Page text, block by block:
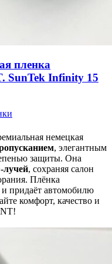
пленка
SunTek Infinity 15
немецкая
, элегантным
защиты. Она
, сохраняя салон
Плёнка
и придаёт автомобилю
комфорт, качество и